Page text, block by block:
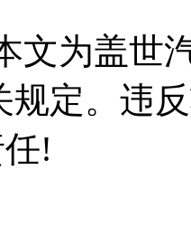
文为盖世
规定。违
!